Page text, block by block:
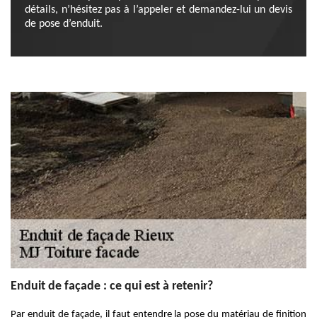
détails, n’hésitez pas à l’appeler et demandez-lui un devis
de pose d’enduit.
Enduit de façade : ce qui est à retenir?
Par enduit de façade, il faut entendre la pose du matériau de finition